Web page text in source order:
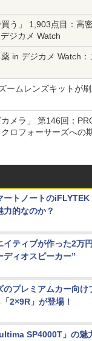
う」 1,903点目：高
ジカメ Watch
in デジカメ Watch
ームレンズキットが
メラ」 第146回：
ロフォーサーズへの
ートノートの
力的なのか？
イティブが作った2万
ディオスピーカー”
のプレミアムカー向け
2×9R」が登場！
SP4000T」の魅